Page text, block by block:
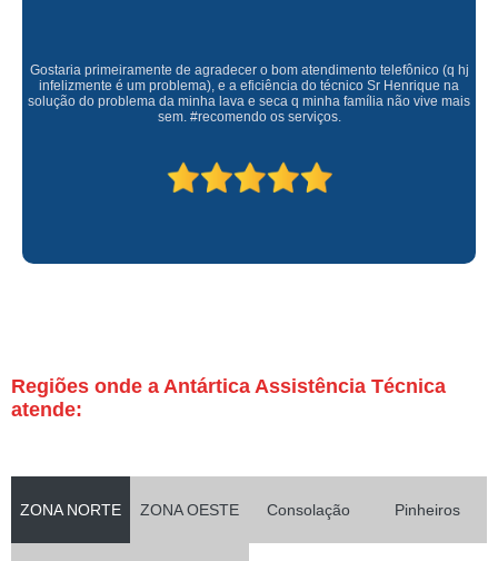
Gostaria primeiramente de agradecer o bom atendimento telefônico (q hj
infelizmente é um problema), e a eficiência do técnico Sr Henrique na
solução do problema da minha lava e seca q minha família não vive mais
sem. #recomendo os serviços.
Regiões onde a Antártica Assistência Técnica
atende:
ZONA NORTE ZONA OESTE Consolação Pinheiros